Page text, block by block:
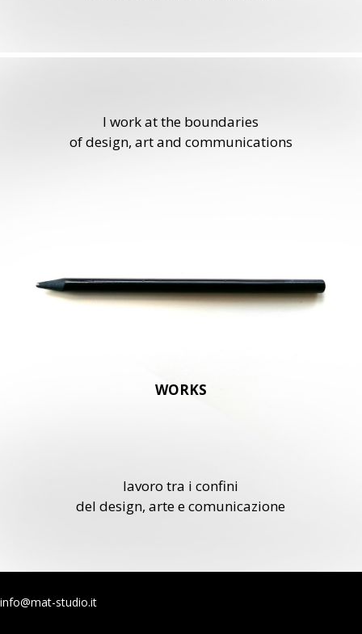
I work at the boundaries
of design, art and communications
WORKS
lavoro tra i confini
del design, arte e comunicazione
info@mat-studio.it